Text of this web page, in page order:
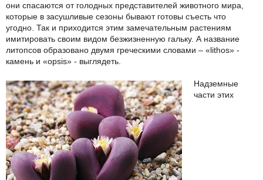
они спасаются от голодных представителей животного мира,
которые в засушливые сезоны бывают готовы съесть что
угодно. Так и приходится этим замечательным растениям
имитировать своим видом безжизненную гальку. А название
литопсов образовано двумя греческими словами – «lithos» -
камень и «opsis» - выглядеть.
Надземные
части этих